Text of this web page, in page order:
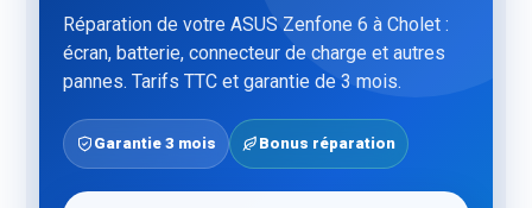
Réparation de votre ASUS Zenfone 6 à Cholet :
écran, batterie, connecteur de charge et autres
pannes. Tarifs TTC et garantie de 3 mois.
Garantie 3 mois Bonus réparation